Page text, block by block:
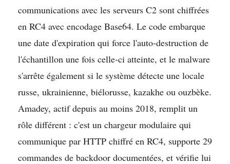
communications avec les serveurs C2 sont chiffrées
en RC4 avec encodage Base64. Le code embarque
une date d'expiration qui force l'auto-destruction de
l'échantillon une fois celle-ci atteinte, et le malware
s'arrête également si le système détecte une locale
russe, ukrainienne, biélorusse, kazakhe ou ouzbèke.
Amadey, actif depuis au moins 2018, remplit un
rôle différent : c'est un chargeur modulaire qui
communique par HTTP chiffré en RC4, supporte 29
commandes de backdoor documentées, et vérifie lui